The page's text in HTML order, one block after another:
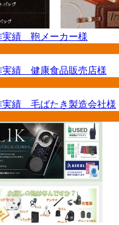
実績 鞄メーカー様
実績 健康食品販売店様
実績 毛ばたき製造会社様